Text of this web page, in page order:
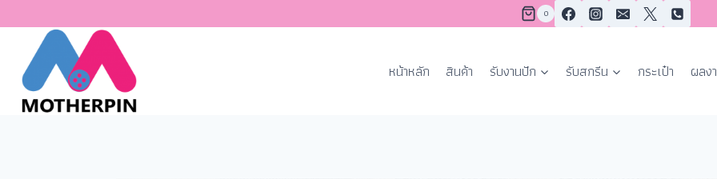
0
หน้าหลัก สินค้า รับงานปัก รับสกรีน กระเป๋า ผลง